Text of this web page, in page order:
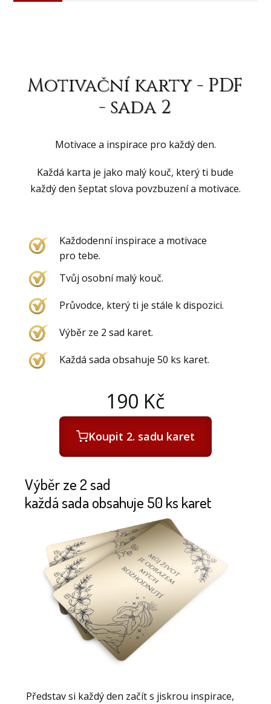
Motivační karty - PDF
- sada 2
Motivace a inspirace pro každý den.
Každá karta je jako malý kouč, který ti bude
každý den šeptat slova povzbuzení a motivace.
Každodenní inspirace a motivace
pro tebe.
Tvůj osobní malý kouč.
Průvodce, který ti je stále k dispozici.
Výběr ze 2 sad karet.
Každá sada obsahuje 50 ks karet.
190 Kč
Koupit 2. sadu karet
Výběr ze 2 sad
každá sada obsahuje 50 ks karet
Představ si každý den začít s jiskrou inspirace,